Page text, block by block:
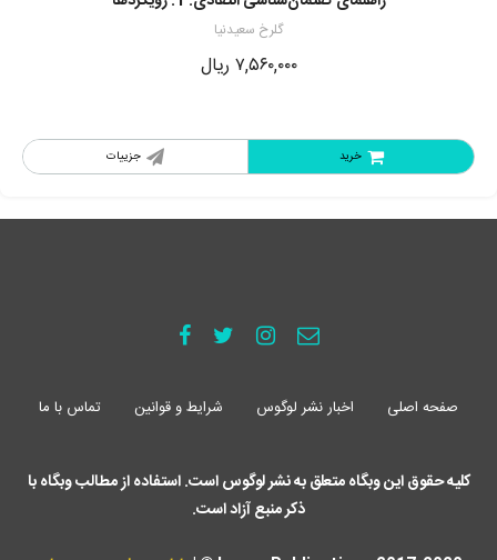
گلرخ سعیدنیا
۷,۵۶۰,۰۰۰ ریال
جزییات خرید
صفحه اصلی اخبار نشر لوگوس شرایط و قوانین تماس با ما
کلیه حقوق این وبگاه متعلق به نشر لوگوس است. استفاده از مطالب وبگاه با
ذکر منبع آزاد است.